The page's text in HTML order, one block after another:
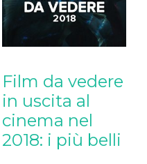
Film da vedere
in uscita al
cinema nel
2018: i più belli